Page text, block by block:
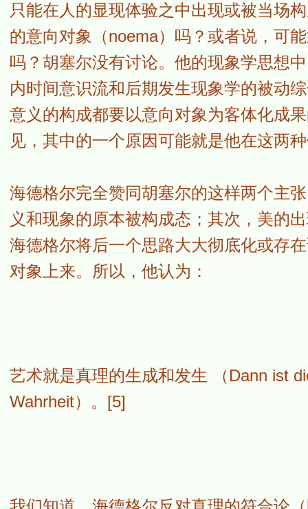
只能在人的显现体验之中出现或被当场
的意向对象（noema）吗？或者说，可
吗？胡塞尔没有讨论。他的现象学思想
内时间意识流和后期发生现象学的被动
意义的构成都要以意向对象为客体化成
见，其中的一个原因可能就是他在这两
海德格尔完全赞同胡塞尔的这样两个主
义和现象的原本被构成态；其次，美的
海德格尔将后一个思路大大彻底化或存
对象上来。所以，他认为：
艺术就是真理的生成和发生 （Dann ist
Wahrheit）。[5]